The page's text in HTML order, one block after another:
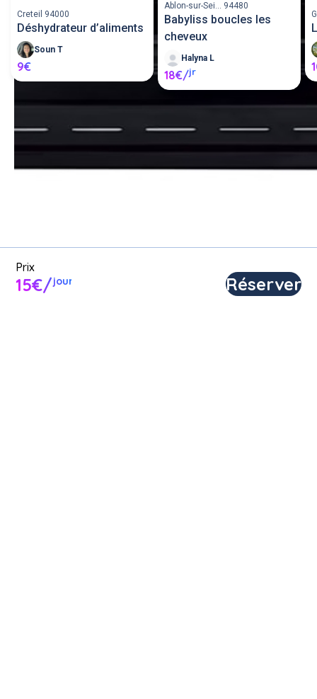
Réserver
Prix
15€/jour
Creteil 94000
Déshydrateur d’aliments
Soun T
9€
Ablon-sur-Sei... 94480
Babyliss boucles les
cheveux
Halyna L
18€/jr
entre particuliers ou proposer
d'un electromenager en